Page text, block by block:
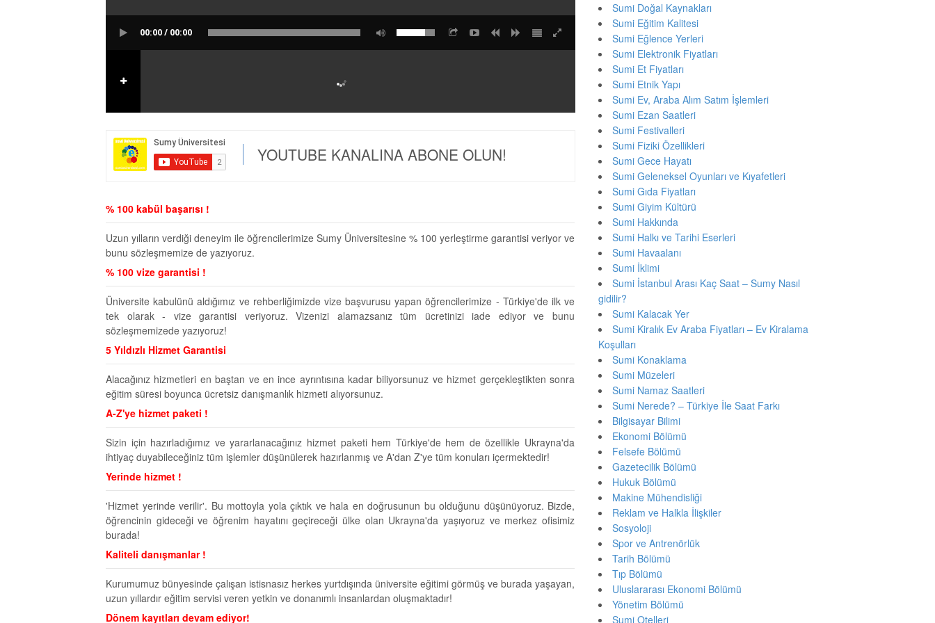
00:00 / 00:00
YOUTUBE KANALINA ABONE OLUN!
% 100 kabül başarısı !
Uzun yılların verdiği deneyim ile öğrencilerimize Sumy Üniversitesine % 100 yerleştirme garantisi veriyor ve
bunu sözleşmemize de yazıyoruz.
% 100 vize garantisi !
Üniversite kabulünü aldığımız ve rehberliğimizde vize başvurusu yapan öğrencilerimize - Türkiye'de ilk ve
tek olarak - vize garantisi veriyoruz. Vizenizi alamazsanız tüm ücretinizi iade ediyor ve bunu
sözleşmemizede yazıyoruz!
5 Yıldızlı Hizmet Garantisi
Alacağınız hizmetleri en baştan ve en ince ayrıntısına kadar biliyorsunuz ve hizmet gerçekleştikten sonra
eğitim süresi boyunca ücretsiz danışmanlık hizmeti alıyorsunuz.
A-Z'ye hizmet paketi !
Sizin için hazırladığımız ve yararlanacağınız hizmet paketi hem Türkiye'de hem de özellikle Ukrayna'da
ihtiyaç duyabileceğiniz tüm işlemler düşünülerek hazırlanmış ve A'dan Z'ye tüm konuları içermektedir!
Yerinde hizmet !
'Hizmet yerinde verilir'. Bu mottoyla yola çıktık ve hala en doğrusunun bu olduğunu düşünüyoruz. Bizde,
öğrencinin gideceği ve öğrenim hayatını geçireceği ülke olan Ukrayna'da yaşıyoruz ve merkez ofisimiz
burada!
Kaliteli danışmanlar !
Kurumumuz bünyesinde çalışan istisnasız herkes yurtdışında üniversite eğitimi görmüş ve burada yaşayan,
uzun yıllardır eğitim servisi veren yetkin ve donanımlı insanlardan oluşmaktadır!
Dönem kayıtları devam ediyor!
Sumi Doğal Kaynakları
Sumi Eğitim Kalitesi
Sumi Eğlence Yerleri
Sumi Elektronik Fiyatları
Sumi Et Fiyatları
Sumi Etnik Yapı
Sumi Ev, Araba Alım Satım İşlemleri
Sumi Ezan Saatleri
Sumi Festivalleri
Sumi Fiziki Özellikleri
Sumi Gece Hayatı
Sumi Geleneksel Oyunları ve Kıyafetleri
Sumi Gıda Fiyatları
Sumi Giyim Kültürü
Sumi Hakkında
Sumi Halkı ve Tarihi Eserleri
Sumi Havaalanı
Sumi İklimi
Sumi İstanbul Arası Kaç Saat – Sumy Nasıl
gidilir?
Sumi Kalacak Yer
Sumi Kiralık Ev Araba Fiyatları – Ev Kiralama
Koşulları
Sumi Konaklama
Sumi Müzeleri
Sumi Namaz Saatleri
Sumi Nerede? – Türkiye İle Saat Farkı
Bilgisayar Bilimi
Ekonomi Bölümü
Felsefe Bölümü
Gazetecilik Bölümü
Hukuk Bölümü
Makine Mühendisliği
Reklam ve Halkla İlişkiler
Sosyoloji
Spor ve Antrenörlük
Tarih Bölümü
Tıp Bölümü
Uluslararası Ekonomi Bölümü
Yönetim Bölümü
Sumi Otelleri